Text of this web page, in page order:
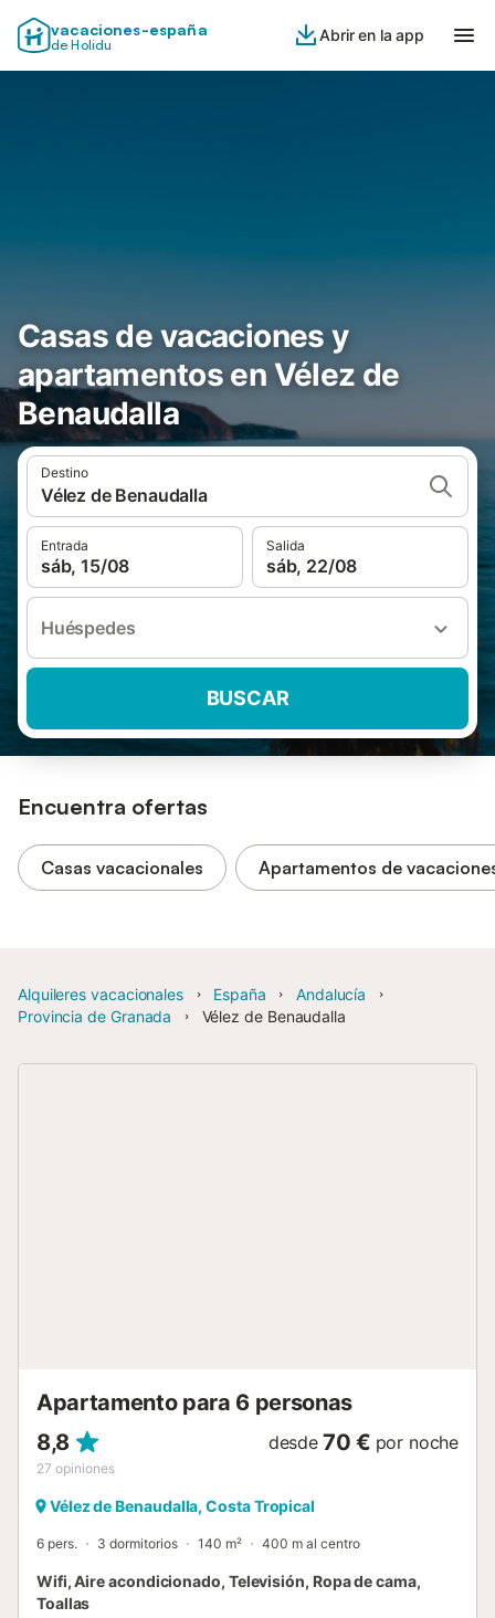
vacaciones-españa
de Holidu
Abrir en la app
Casas de vacaciones y
apartamentos en Vélez de
Benaudalla
Destino
Vélez de Benaudalla
Entrada
sáb, 15/08
Salida
sáb, 22/08
Huéspedes
BUSCAR
Encuentra ofertas
Casas vacacionales Apartamentos de
Alquileres vacacionales España
Andalucía
Provincia de Granada
Vélez de Benaudalla
Apartamento para 6 personas
8,8
27 opiniones
desde 70 € por noche
Vélez de Benaudalla, Costa Tropical
6 pers. 3 dormitorios 140 m² 400 m al centro
Wifi, Aire acondicionado, Televisión, Ropa de cama,
Toallas